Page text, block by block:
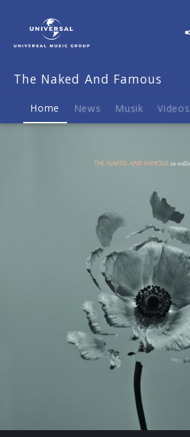
Famous
Musik
The Naked And Famous
Home News Musik Videos